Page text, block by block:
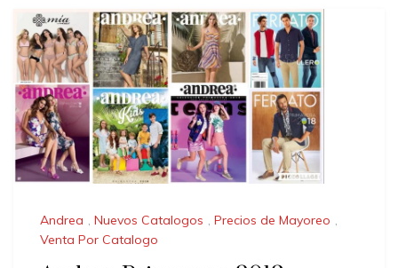
Andrea , Nuevos Catalogos , Precios de Mayoreo ,
Venta Por Catalogo